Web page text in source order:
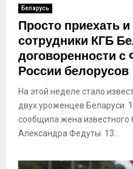
Беларусь
Просто приехать и
сотрудники КГБ
договоренности
России белорусов
На этой неделе стало
двух уроженцев Беларуси.
сообщила жена известного
Александра Федуты. 13...